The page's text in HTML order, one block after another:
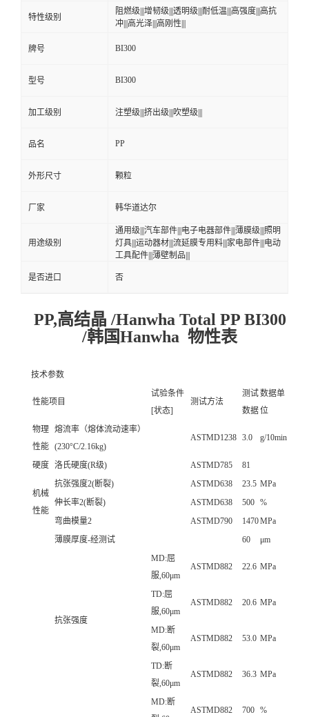
特性级别
阻燃级|||增韧级|||透明级|||耐低温|||高强度|||高抗
冲|||高光泽|||高刚性|||
牌号 BI300
型号 BI300
加工级别 注塑级|||挤出级|||吹塑级|||
品名 PP
外形尺寸 颗粒
厂家 韩华道达尔
用途级别
通用级|||汽车部件|||电子电器部件|||薄膜级|||照明
灯具|||运动器材|||流延膜专用料|||家电部件|||电动
工具配件|||薄壁制品|||
是否进口 否
PP,高结晶 /Hanwha Total PP BI300
/韩国Hanwha 物性表
技术参数
性能项目
试验条件
[状态]
测试方法
测试
数据
数据单
位
物理
性能
熔流率（熔体流动速率）
(230°C/2.16kg)
ASTMD1238 3.0 g/10min
硬度 洛氏硬度(R级) ASTMD785 81
机械
性能
抗张强度2(断裂) ASTMD638 23.5 MPa
伸长率2(断裂)
ASTMD638 500 %
弯曲模量2
ASTMD790 1470MPa
薄膜厚度-经测试
60 μm
抗张强度
MD:屈
服,60μm
ASTMD882 22.6 MPa
TD:屈
服,60μm
ASTMD882 20.6 MPa
MD:断
裂,60μm
ASTMD882 53.0 MPa
TD:断
裂,60μm
ASTMD882 36.3 MPa
MD:断
ASTMD882 700 %